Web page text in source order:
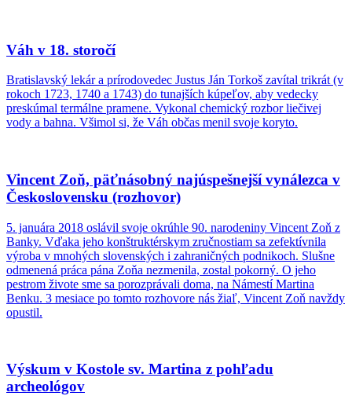
Váh v 18. storočí
Bratislavský lekár a prírodovedec Justus Ján Torkoš zavítal trikrát (v
rokoch 1723, 1740 a 1743) do tunajších kúpeľov, aby vedecky
preskúmal termálne pramene. Vykonal chemický rozbor liečivej
vody a bahna. Všimol si, že Váh občas menil svoje koryto.
Vincent Zoň, päťnásobný najúspešnejší vynálezca v
Československu (rozhovor)
5. januára 2018 oslávil svoje okrúhle 90. narodeniny Vincent Zoň z
Banky. Vďaka jeho konštruktérskym zručnostiam sa zefektívnila
výroba v mnohých slovenských i zahraničných podnikoch. Slušne
odmenená práca pána Zoňa nezmenila, zostal pokorný. O jeho
pestrom živote sme sa porozprávali doma, na Námestí Martina
Benku. 3 mesiace po tomto rozhovore nás žiaľ, Vincent Zoň navždy
opustil.
Výskum v Kostole sv. Martina z pohľadu
archeológov